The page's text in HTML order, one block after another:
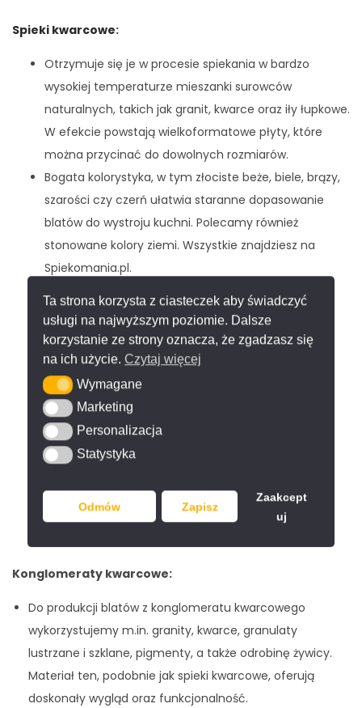
Ta strona korzysta z ciasteczek aby świadczyć
usługi na najwyższym poziomie. Dalsze
korzystanie ze strony oznacza, że zgadzasz się
na ich użycie. Czytaj więcej
WymaganeWymagane
MarketingMarketing
Personalizacja
Personalizacja
StatystykaStatystyka
Odmów Zapisz
Zaakcept
uj
Spieki kwarcowe:
Otrzymuje się je w procesie spiekania w bardzo
wysokiej temperaturze mieszanki surowców
naturalnych, takich jak granit, kwarce oraz iły łupkowe.
W efekcie powstają wielkoformatowe płyty, które
można przycinać do dowolnych rozmiarów.
Bogata kolorystyka, w tym złociste beże, biele, brązy,
szarości czy czerń ułatwia staranne dopasowanie
blatów do wystroju kuchni. Polecamy również
stonowane kolory ziemi. Wszystkie znajdziesz na
Spiekomania.pl.
Powierzchniom ze spieków kwarcowych niestraszne
ostrze noża, rozlane wino czerwone czy detergenty.
Blaty są odporne na bakterie, pleśń, wirusy oraz
promieniowanie UV.
Na Spiekomania.pl znajdziesz wytrzymałe blaty
kuchenne ze spieków kwarcowych o powierzchni
matowej, polerowanej, teksturowanej, nakrapianej i
dekoracyjnej.
kwarcowego: 1,25 cm i 2 cm
Konglomeraty kwarcowe:
Do produkcji blatów z konglomeratu kwarcowego
wykorzystujemy m.in. granity, kwarce, granulaty
lustrzane i szklane, pigmenty, a także odrobinę żywicy.
Materiał ten, podobnie jak spieki kwarcowe, oferują
doskonały wygląd oraz funkcjonalność.